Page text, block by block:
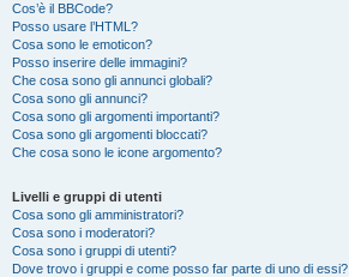
Cos’è il BBCode?
Posso usare l’HTML?
Cosa sono le emoticon?
Posso inserire delle immagini?
Che cosa sono gli annunci globali?
Cosa sono gli annunci?
Cosa sono gli argomenti importanti?
Cosa sono gli argomenti bloccati?
Che cosa sono le icone argomento?
Livelli e gruppi di utenti
Cosa sono gli amministratori?
Cosa sono i moderatori?
Cosa sono i gruppi di utenti?
Dove trovo i gruppi e come posso far parte di uno di essi?